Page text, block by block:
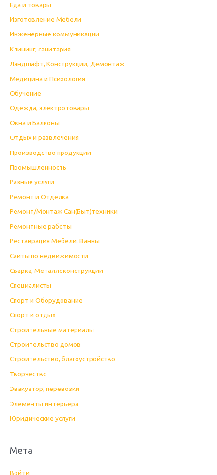
Еда и товары
Изготовление Мебели
Инженерные коммуникации
Клининг, санитария
Ландшафт, Конструкции, Демонтаж
Медицина и Психология
Обучение
Одежда, электротовары
Окна и Балконы
Отдых и развлечения
Производство продукции
Промышленность
Разные услуги
Ремонт и Отделка
Ремонт/Монтаж Сан(Быт)техники
Ремонтные работы
Реставрация Мебели, Ванны
Сайты по недвижимости
Сварка, Металлоконструкции
Специалисты
Спорт и Оборудование
Спорт и отдых
Строительные материалы
Строительство домов
Строительство, благоустройство
Творчество
Эвакуатор, перевозки
Элементы интерьера
Юридические услуги
Мета
Войти